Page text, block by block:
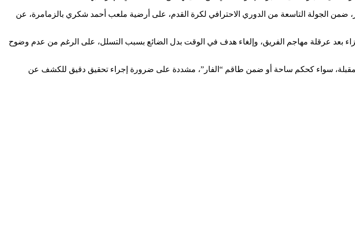
الجولة التاسعة من الدوري الاحترافي لكرة القدم، على أرضية ملعب أحمد شكري بالزمامرة، عن
بعد عرقلة مهاجم الفريق، وإلغاء هدف في الوقت بدل الضائع بسبب التسلل، على الرغم من عدم وضوح
سواء كحكم ساحة أو ضمن طاقم “الفار”، مشددة على ضرورة إجراء تحقيق دقيق للكشف عن